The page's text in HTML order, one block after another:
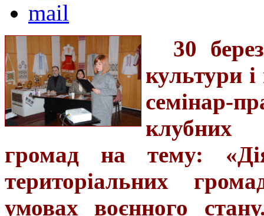
30
культури
семінар-
клубних
громад на тему:
територіальних
умовах воєнного